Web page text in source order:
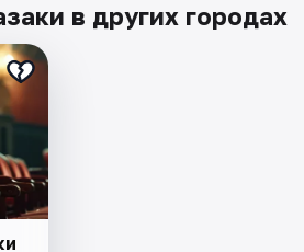
в других городах